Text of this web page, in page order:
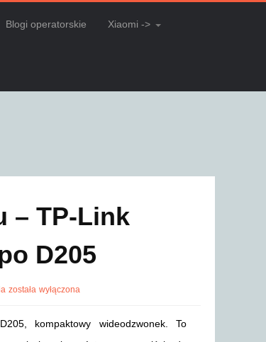
Blogi operatorskie Xiaomi ->
– TP-Link
D205
została wyłączona
kompaktowy wideodzwonek. To